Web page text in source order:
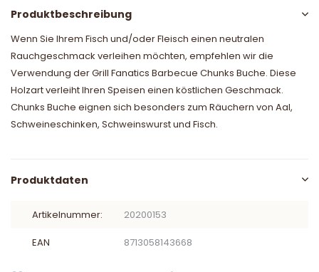
Produktbeschreibung
Wenn Sie Ihrem Fisch und/oder Fleisch einen neutralen
Rauchgeschmack verleihen möchten, empfehlen wir die
Verwendung der Grill Fanatics Barbecue Chunks Buche. Diese
Holzart verleiht Ihren Speisen einen köstlichen Geschmack.
Chunks Buche eignen sich besonders zum Räuchern von Aal,
Schweineschinken, Schweinswurst und Fisch.
Produktdaten
Artikelnummer: 20200153
EAN 8713058143668